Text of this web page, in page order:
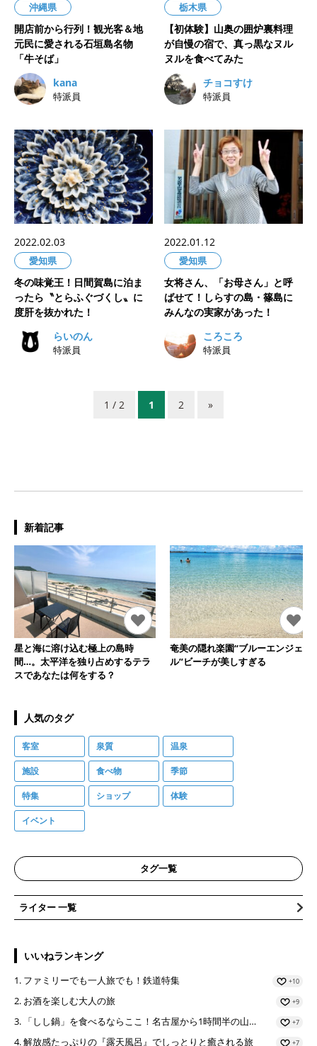
沖縄県
開店前から行列！観光客＆地
元民に愛される石垣島名物
「牛そば」
kana
特派員
栃木県
【初体験】山奥の囲炉裏料理
が自慢の宿で、真っ黒なヌル
ヌルを食べてみた
チョコすけ
特派員
2022.02.03
愛知県
冬の味覚王！日間賀島に泊ま
ったら〝とらふぐづくし〟に
度肝を抜かれた！
らいのん
特派員
2022.01.12
愛知県
女将さん、「お母さん」と呼
ばせて！しらすの島・篠島に
みんなの実家があった！
ころころ
特派員
1 / 2 1 2 »
新着記事
星と海に溶け込む極上の島時
間…。太平洋を独り占めするテラ
スであなたは何をする？
奄美の隠れ楽園“ブルーエンジェ
ル”ビーチが美しすぎる
人気のタグ
客室 泉質 温泉
施設 食べ物 季節
特集 ショップ 体験
イベント
タグ一覧
ライター 一覧
いいねランキング
ファミリーでも一人旅でも！鉄道特集 +10
お酒を楽しむ大人の旅 +9
「しし鍋」を食べるならここ！名古屋から1時間半の山… +7
解放感たっぷりの『露天風呂』でしっとりと癒される旅 +7